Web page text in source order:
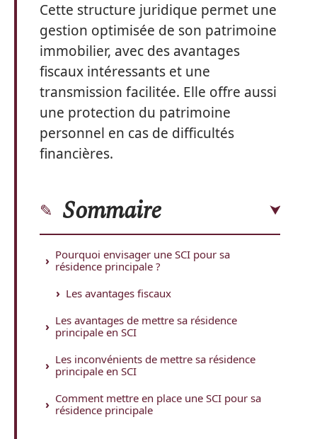
Cette structure juridique permet une
gestion optimisée de son patrimoine
immobilier, avec des avantages
fiscaux intéressants et une
transmission facilitée. Elle offre aussi
une protection du patrimoine
personnel en cas de difficultés
financières.
Sommaire
Pourquoi envisager une SCI pour sa
résidence principale ?
Les avantages fiscaux
Les avantages de mettre sa résidence
principale en SCI
Les inconvénients de mettre sa résidence
principale en SCI
Comment mettre en place une SCI pour sa
résidence principale